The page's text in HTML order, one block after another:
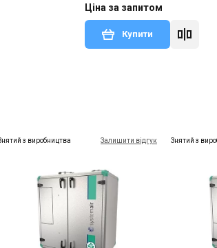
Ціна за запитом
Купити
з виробництва Залишити відгук Знятий з